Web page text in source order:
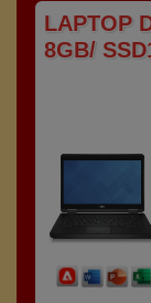
LAPTOP
8GB/